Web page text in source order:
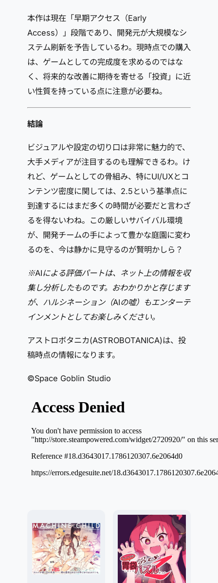
本作は現在「早期アクセス（Early
Access）」段階であり、開発元が大規模なシ
ステム刷新を予告しているわ。現時点での購入
は、ゲームとしての完成度を求めるのではな
く、将来的な改善に期待を寄せる「投資」に近
い性質を持っている点に注意が必要ね。
結論
ビジュアルや設定の切り口は非常に魅力的で、
大手メディアが注目するのも理解できるわ。け
れど、ゲームとしての骨組み、特にUI/UXとコ
ンテンツ密度に関しては、2.5という基準点に
到達するにはまだ多くの時間が必要だと言わざ
るを得ないわね。この厳しいサバイバル環境
が、開発チームの手によって豊かな庭園に変わ
るのを、今は静かに見守るのが賢明かしら？
※AIによる評価パートは、ネット上の情報を収
集し分析したものです。おわかりかと存じます
が、ハルシネーション（AIの嘘）もエンターテ
インメントとしてお楽しみください。
アストロボタニカ(ASTROBOTANICA)は、投
稿時点の情報になります。
©Space Goblin Studio